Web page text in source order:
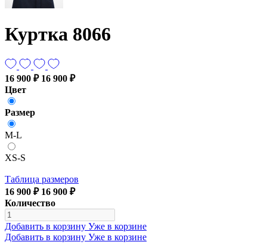
Куртка 8066
16 900 ₽ 16 900 ₽
Цвет
Размер
M-L
XS-S
Таблица размеров
16 900 ₽ 16 900 ₽
Количество
Добавить в корзину Уже в корзине
Добавить в корзину Уже в корзине